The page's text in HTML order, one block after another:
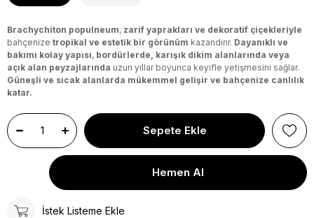
Brachychiton populneum, zarif yaprakları ve dekoratif çiçekleriyle
bahçenize tropikal ve estetik bir görünüm kazandırır. Dayanıklı ve
bakımı kolay yapısı, bordürlerde, karışık dikim alanlarında veya
açık alan peyzajlarında uzun yıllar boyunca keyifle yetişmesini sağlar.
Güneşli ve sıcak alanlarda mükemmel gelişir ve bahçenize canlılık
katar.
İstek Listeme Ekle